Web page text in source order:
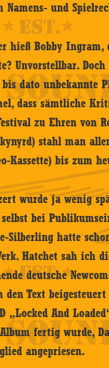
Namens- und
hieß Bobby
Unvorstellbar.
dato unbekannte
dass sämtliche
zu Ehren von
stahl man
Kassette) bis zum
wurde ja wenig
bei
Silberling hatte
Hatchet sah ich
deutsche
den Text
„Locked And
fertig wurde,
angepriesen.